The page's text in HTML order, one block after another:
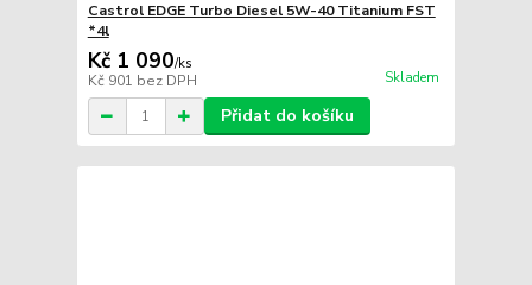
Castrol EDGE Turbo Diesel 5W-40 Titanium FST
*4l
Kč 1 090/ks
Kč 901 bez DPH Skladem
Přidat do košíku